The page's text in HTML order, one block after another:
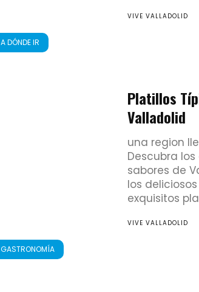
A DÓNDE IR
VIVE VALLADOLID
GASTRONOMÍA
Platillos
Valladolid
una region
Descubra
sabores de
los deliciosos
exquisitos
VIVE VALLADOLID